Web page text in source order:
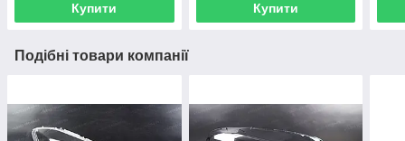
Купити Купити
Подібні товари компанії